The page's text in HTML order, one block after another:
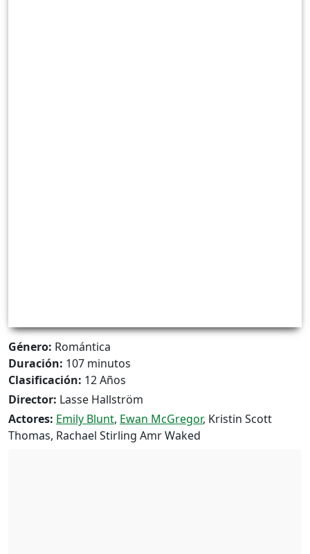
Género: Romántica
Duración: 107 minutos
Clasificación: 12 Años
Director: Lasse Hallström
Actores: Emily Blunt, Ewan McGregor, Kristin Scott
Thomas, Rachael Stirling Amr Waked